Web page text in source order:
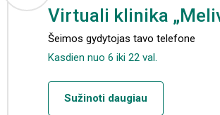
Virtuali klinika
Šeimos gydytojas tavo telefone
Kasdien nuo 6 iki 22 val.
Sužinoti daugiau